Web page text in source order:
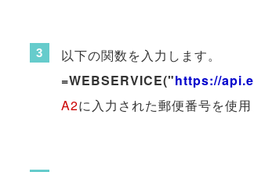
以下の関数を入力します。
=WEBSERVICE("https://
A2に入力された郵便番号を使用